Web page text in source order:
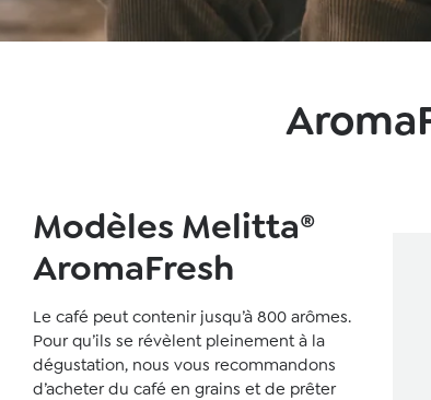
Modèles Melitta®
AromaFresh
Le café peut contenir jusqu’à 800 arômes.
Pour qu’ils se révèlent pleinement à la
dégustation, nous vous recommandons
d’acheter du café en grains et de prêter